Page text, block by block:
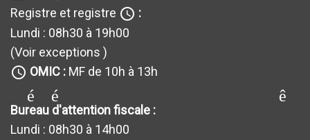
Registre et registre query_builder :
Lundi : 08h30 à 19h00
(Voir exceptions )
query_builder OMIC : MF de 10h à 13h
générateur_de
Bureau d'attention fiscale :
Lundi : 08h30 à 14h00